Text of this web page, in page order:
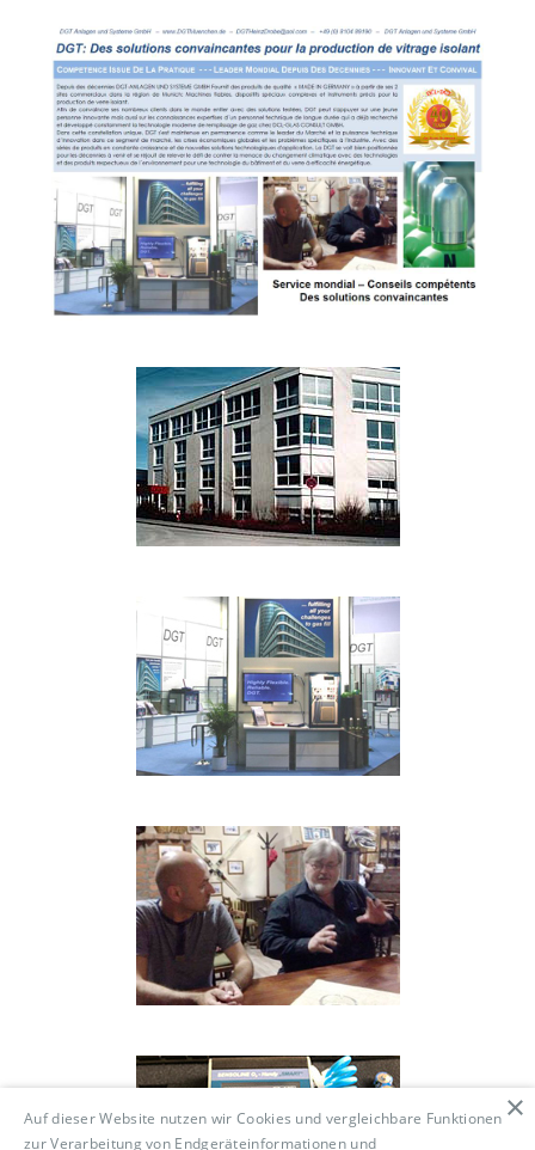
Auf dieser Website nutzen wir Cookies und vergleichbare Funktionen
zur Verarbeitung von Endgeräteinformationen und
×